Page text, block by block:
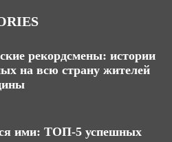
рекордсмены: истории
на всю страну жителей
ими: ТОП-5 успешных